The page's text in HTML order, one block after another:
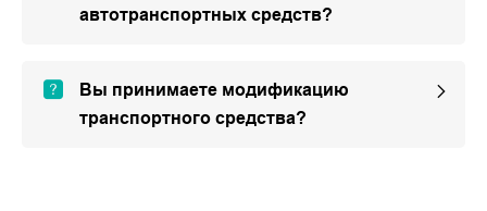
автотранспортных средств?
Вы принимаете модификацию
транспортного средства?